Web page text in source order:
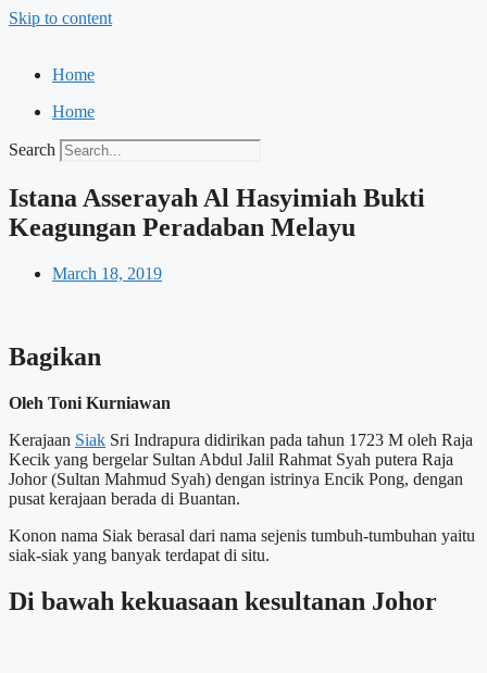
Skip to content
Home
Home
Search
Istana Asserayah Al Hasyimiah Bukti
Keagungan Peradaban Melayu
March 18, 2019
Bagikan
Oleh Toni Kurniawan
Kerajaan Siak Sri Indrapura didirikan pada tahun 1723 M oleh Raja
Kecik yang bergelar Sultan Abdul Jalil Rahmat Syah putera Raja
Johor (Sultan Mahmud Syah) dengan istrinya Encik Pong, dengan
pusat kerajaan berada di Buantan.
Konon nama Siak berasal dari nama sejenis tumbuh-tumbuhan yaitu
siak-siak yang banyak terdapat di situ.
Di bawah kekuasaan kesultanan Johor